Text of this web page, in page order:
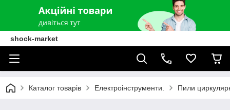
shock-market
Каталог товарів Електроінструменти. Пили